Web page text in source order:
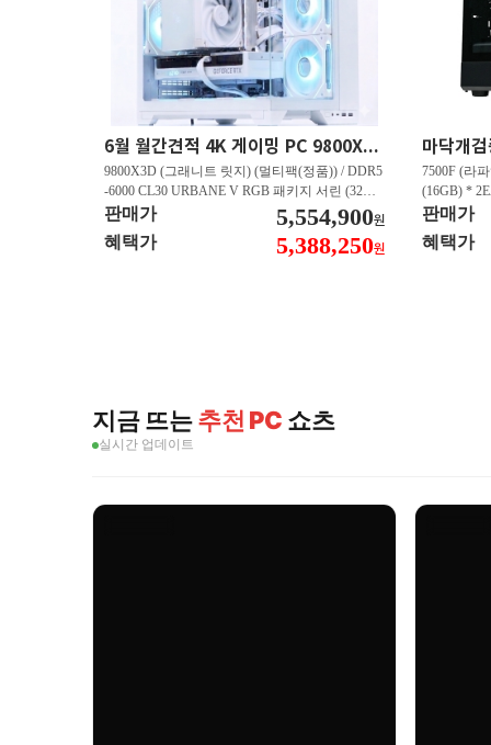
6월 월간견적 4K 게이밍 PC 9800X3D RTX 5080 GY512
9800X3D (그래니트 릿지) (멀티팩(정품)) / DDR5
-6000 CL30 URBANE V RGB 패키지 서린 (32GB
(16Gx2)) / B850M-PLUS WIFI7 W 대원씨티에스 /
지포스 RTX 5080 AERO OC SFF D7 16GB 제이
씨현 / EXCERIA 히트싱크 M.2 NVMe (2TB)
판매가 5,554,900원
혜택가 5,388,250원
7500F (라
(16GB) *
즈윈 / 지포
CN600
판매가
혜택가
지금 뜨는추천 PC 쇼츠
실시간 업데이트